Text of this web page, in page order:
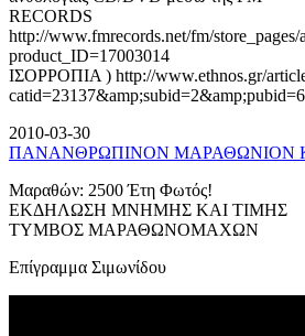
RECORDS
http://www.fmrecords.net/fm/
product_ID=17003014
ΙΣΟΡΡΟΠΙΑ ) http://www.ethnos.gr/
2010-03-30
ΠΑΝΑΝΘΡΩΠΙΝΟΝ ΜΑΡΑΘΩΝΙΟΝ
Μαραθών: 2500 Έτη Φωτός!
ΕΚΔΗΛΩΣΗ ΜΝΗΜΗΣ ΚΑΙ ΤΙΜΗΣ
ΤΥΜΒΟΣ ΜΑΡΑΘΩΝΟΜΑΧΩΝ
Επίγραμμα Σιμωνίδου